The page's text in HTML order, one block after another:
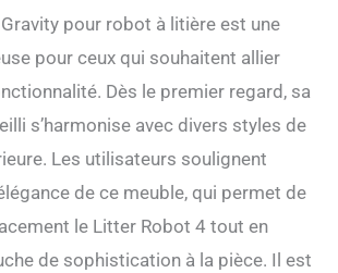
tombe proprement avant
que votre chat ne sorte,
votre animal de compagnie,
ce qui rend votre maison
propre. 3) 【Meuble à litière
pour chat résistant aux
chiens】 ; nous concevons
exclusivement ce bac à
litière avec une tige réglable
pour empêcher le chien
Gravity pour robot à litière est une
pour ceux qui souhaitent allier
Dès le premier regard, sa
s’harmonise avec divers styles de
Les utilisateurs soulignent
de ce meuble, qui permet de
le Litter Robot 4 tout en
de sophistication à la pièce. Il est